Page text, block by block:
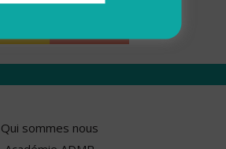
Qui sommes nous